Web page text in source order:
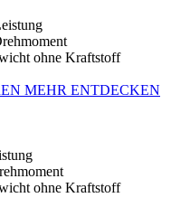
ohne Kraftstoff
MEHR ENTDECKEN
ohne Kraftstoff